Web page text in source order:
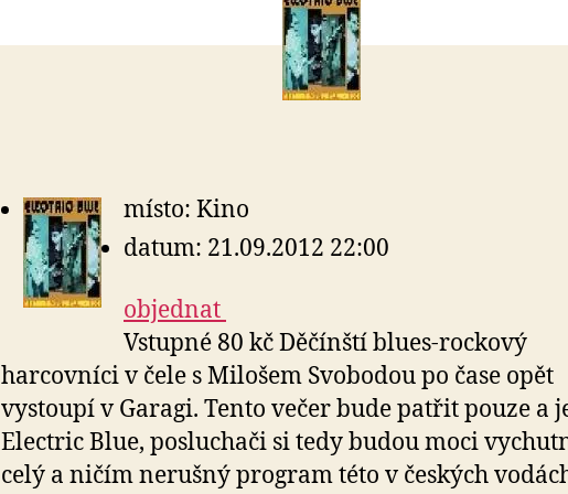
místo: Kino
datum: 21.09.2012 22:00
objednat
Vstupné 80 kč Děčínští blues-rockový
harcovníci v čele s Milošem Svobodou po čase opět
vystoupí v Garagi. Tento večer bude patřit pouze a
Electric Blue, posluchači si tedy budou moci
celý a ničím nerušný program této v českých